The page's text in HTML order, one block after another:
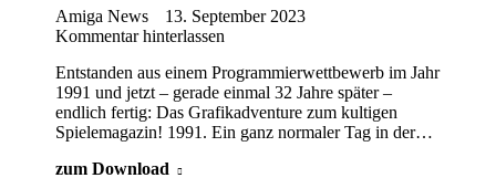
Amiga News
13. September 2023
Kommentar hinterlassen
Entstanden aus einem Programmierwettbewerb im Jahr
1991 und jetzt – gerade einmal 32 Jahre später –
endlich fertig: Das Grafikadventure zum kultigen
Spielemagazin! 1991. Ein ganz normaler Tag in der…
zum Download